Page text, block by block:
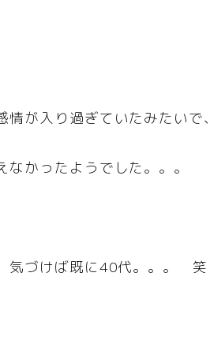
が入り過ぎていたみたいで、
かったようでした。。。
気づけば既に40代。。。 笑